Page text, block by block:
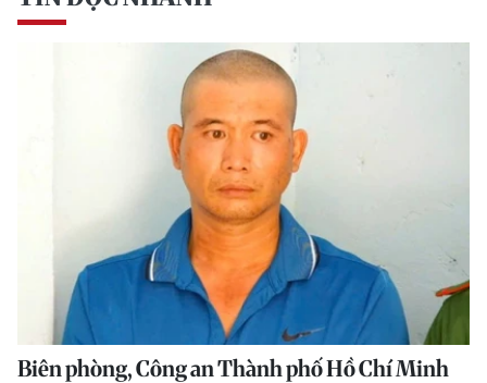
Biên phòng, Công an Thành phố Hồ Chí Minh